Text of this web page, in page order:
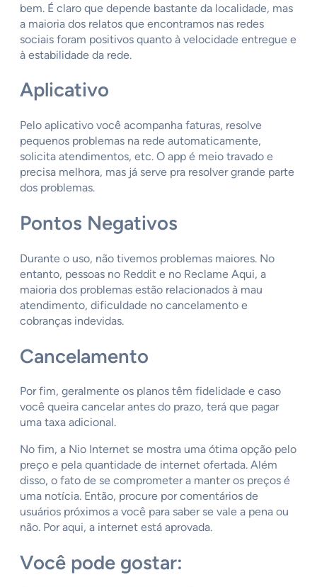
bem. É claro que depende bastante da localidade, mas
a maioria dos relatos que encontramos nas redes
sociais foram positivos quanto à velocidade entregue e
à estabilidade da rede.
Aplicativo
Pelo aplicativo você acompanha faturas, resolve
pequenos problemas na rede automaticamente,
solicita atendimentos, etc. O app é meio travado e
precisa melhora, mas já serve pra resolver grande parte
dos problemas.
Pontos Negativos
Durante o uso, não tivemos problemas maiores. No
entanto, pessoas no Reddit e no Reclame Aqui, a
maioria dos problemas estão relacionados à mau
atendimento, dificuldade no cancelamento e
cobranças indevidas.
Cancelamento
Por fim, geralmente os planos têm fidelidade e caso
você queira cancelar antes do prazo, terá que pagar
uma taxa adicional.
No fim, a Nio Internet se mostra uma ótima opção pelo
preço e pela quantidade de internet ofertada. Além
disso, o fato de se comprometer a manter os preços é
uma notícia. Então, procure por comentários de
usuários próximos a você para saber se vale a pena ou
não. Por aqui, a internet está aprovada.
Você pode gostar: